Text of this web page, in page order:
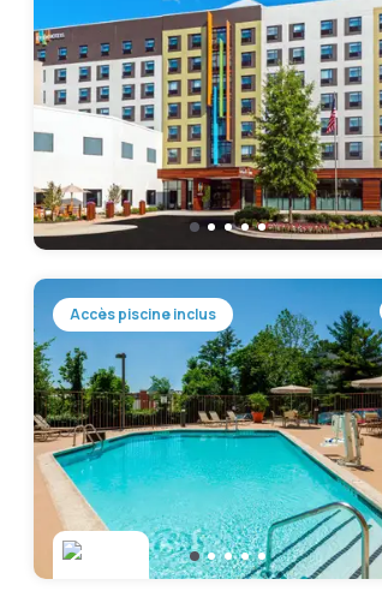
Accès piscine inclus